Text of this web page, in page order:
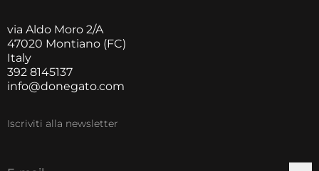
via Aldo Moro 2/A
47020 Montiano (FC)
Italy
392 8145137
info@donegato.com
Iscriviti alla newsletter